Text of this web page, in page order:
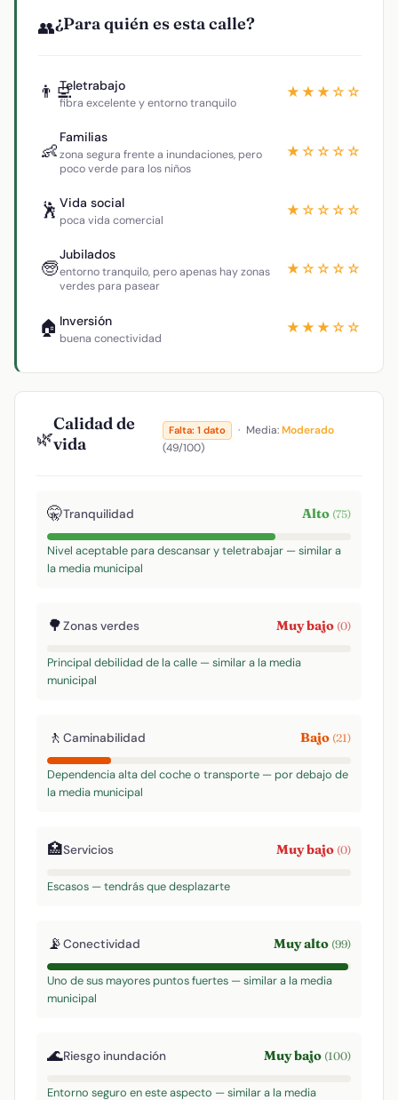
👥¿Para quién es esta calle?
👨‍💻Teletrabajo
fibra excelente y entorno tranquilo
★★★☆☆
👶
Familias
zona segura frente a inundaciones, pero
poco verde para los niños
★☆☆☆☆
🕺 Vida social
poca vida comercial
★☆☆☆☆
🧓
Jubilados
entorno tranquilo, pero apenas hay zonas
verdes para pasear
★☆☆☆☆
🏠 Inversión
buena conectividad
★★★☆☆
🌿
Calidad de
vida
Falta: 1 dato · Media:Moderado
(49/100)
🤫Tranquilidad Alto (75)
Nivel aceptable para descansar y teletrabajar — similar a
la media municipal
🌳Zonas verdes Muy bajo (0)
Principal debilidad de la calle — similar a la media
municipal
🚶 Caminabilidad Bajo (21)
Dependencia alta del coche o transporte — por debajo de
la media municipal
🏥Servicios Muy bajo (0)
Escasos — tendrás que desplazarte
📡Conectividad Muy alto (99)
Uno de sus mayores puntos fuertes — similar a la media
municipal
🌊Riesgo inundación Muy bajo (100)
Entorno seguro en este aspecto — similar a la media